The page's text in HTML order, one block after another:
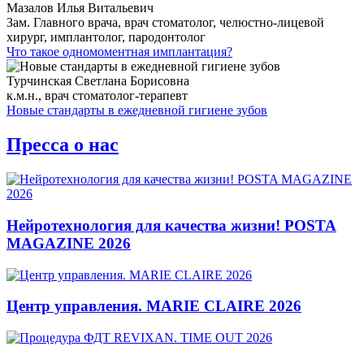
Мазалов Илья Витальевич
Зам. Главного врача, врач стоматолог, челюстно-лицевой
хирург, имплантолог, пародонтолог
Что такое одномоментная имплантация?
Турчинская Светлана Борисовна
к.м.н., врач стоматолог-терапевт
Новые стандарты в ежедневной гигиене зубов
Пресса о нас
Нейротехнология для качества жизни! POSTA
MAGAZINE 2026
Центр управления. MARIE CLAIRE 2026